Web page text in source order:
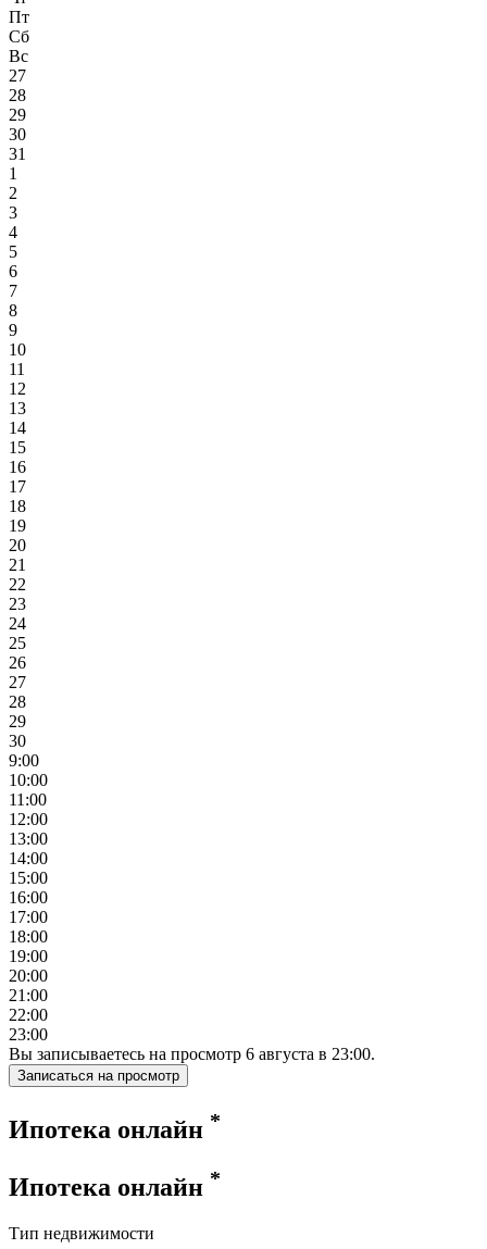
Пт
Сб
Вс
27
28
29
30
31
1
2
3
4
5
6
7
8
9
10
11
12
13
14
15
16
17
18
19
20
21
22
23
24
25
26
27
28
29
30
9:00
10:00
11:00
12:00
13:00
14:00
15:00
16:00
17:00
18:00
19:00
20:00
21:00
22:00
23:00
Вы записываетесь на просмотр 6 августа в 23:00.
Записаться на просмотр
Ипотека онлайн *
Ипотека онлайн *
Тип недвижимости